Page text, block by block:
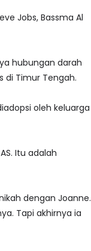
Jobs, Bassma Al
hubungan darah
di Timur Tengah.
oleh keluarga
Itu adalah
dengan Joanne.
Tapi akhirnya ia